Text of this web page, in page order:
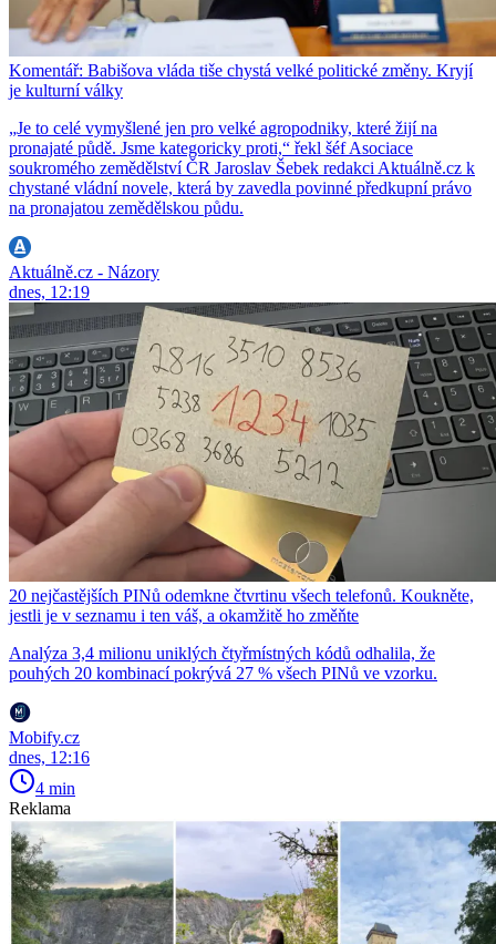
Komentář: Babišova vláda tiše chystá velké politické změny. Kryjí
je kulturní války
„Je to celé vymyšlené jen pro velké agropodniky, které žijí na
pronajaté půdě. Jsme kategoricky proti,“ řekl šéf Asociace
soukromého zemědělství ČR Jaroslav Šebek redakci Aktuálně.cz k
chystané vládní novele, která by zavedla povinné předkupní právo
na pronajatou zemědělskou půdu.
Aktuálně.cz - Názory
dnes, 12:19
20 nejčastějších PINů odemkne čtvrtinu všech telefonů. Koukněte,
jestli je v seznamu i ten váš, a okamžitě ho změňte
Analýza 3,4 milionu uniklých čtyřmístných kódů odhalila, že
pouhých 20 kombinací pokrývá 27 % všech PINů ve vzorku.
Mobify.cz
dnes, 12:16
4 min
Reklama